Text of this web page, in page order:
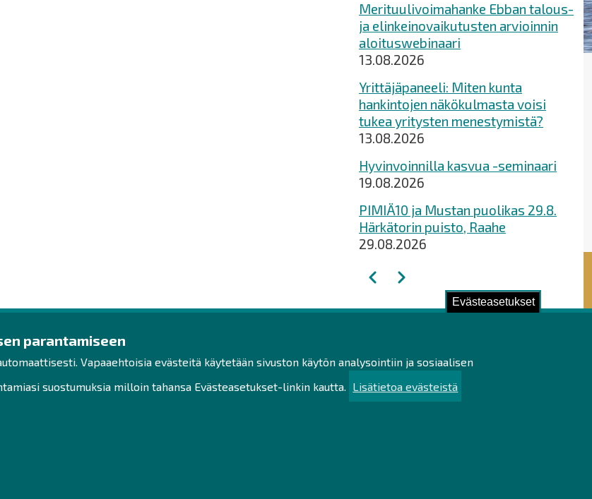
Evästeasetukset
parantamiseen
Vapaaehtoisia evästeitä käytetään sivuston käytön analysointiin ja sosiaalisen
suostumuksia milloin tahansa Evästeasetukset-linkin kautta.
Lisätietoa evästeistä
Merituulivoimahanke Ebban talous-
ja elinkeinovaikutusten arvioinnin
aloituswebinaari
13.08.2026
Yrittäjäpaneeli: Miten kunta
hankintojen näkökulmasta voisi
tukea yritysten menestymistä?
13.08.2026
Hyvinvoinnilla kasvua -seminaari
19.08.2026
PIMIÄ10 ja Mustan puolikas 29.8.
Härkätorin puisto, Raahe
29.08.2026
Sivutus
EdellinenSeuraava
Ota yhteyttä!
Toimisto
Tutustu!
Henkilötietojen käsittely
Saavutettavuusseloste